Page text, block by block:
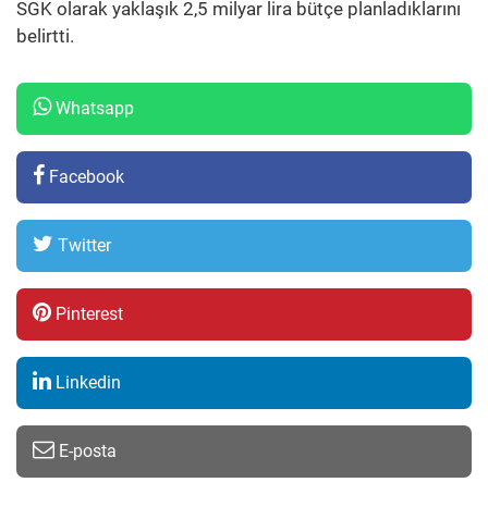
SGK olarak yaklaşık 2,5 milyar lira bütçe planladıklarını
belirtti.
Whatsapp
Facebook
Twitter
Pinterest
Linkedin
E-posta